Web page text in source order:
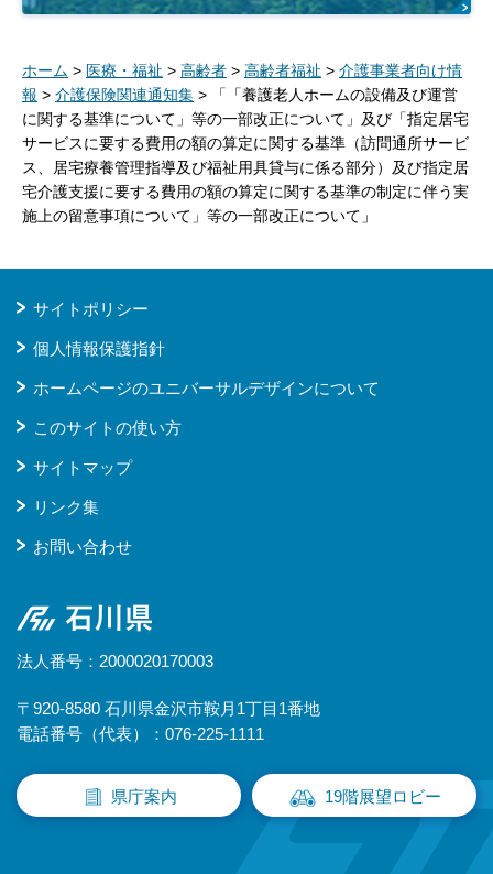
ホーム > 医療・福祉 > 高齢者 > 高齢者福祉 > 介護事業者向け情
報 > 介護保険関連通知集 > 「「養護老人ホームの設備及び運営
に関する基準について」等の一部改正について」及び「指定居宅
サービスに要する費用の額の算定に関する基準（訪問通所サービ
ス、居宅療養管理指導及び福祉用具貸与に係る部分）及び指定居
宅介護支援に要する費用の額の算定に関する基準の制定に伴う実
施上の留意事項について」等の一部改正について」
サイトポリシー
個人情報保護指針
ホームページのユニバーサルデザインについて
このサイトの使い方
サイトマップ
リンク集
お問い合わせ
石川県
法人番号：2000020170003
〒920-8580 石川県金沢市鞍月1丁目1番地
電話番号（代表）：076-225-1111
県庁案内 19階展望ロビー